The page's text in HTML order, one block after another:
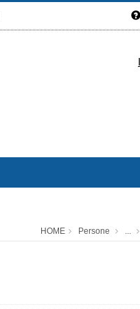
HOME Persone ...